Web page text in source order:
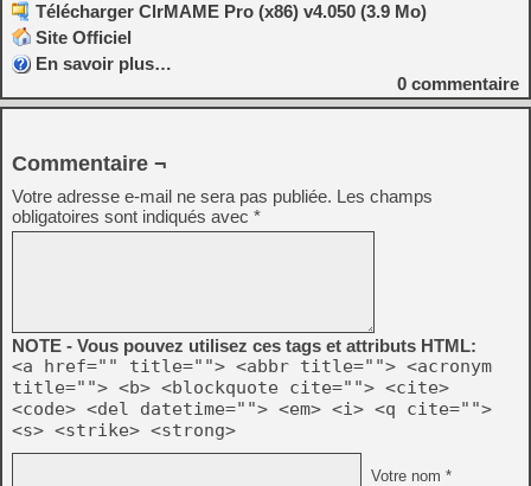
Télécharger ClrMAME Pro (x86) v4.050 (3.9 Mo)
Site Officiel
En savoir plus…
0 commentaire
Commentaire ¬
Votre adresse e-mail ne sera pas publiée. Les champs
obligatoires sont indiqués avec *
NOTE - Vous pouvez utilisez ces tags et attributs HTML:
<a href="" title=""> <abbr title=""> <acronym
title=""> <b> <blockquote cite=""> <cite>
<code> <del datetime=""> <em> <i> <q cite="">
<s> <strike> <strong>
Votre nom *